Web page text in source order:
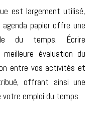
est largement utilisé,
papier offre une
du temps. Écrire
évaluation du
entre vos activités et
offrant ainsi une
emploi du temps.